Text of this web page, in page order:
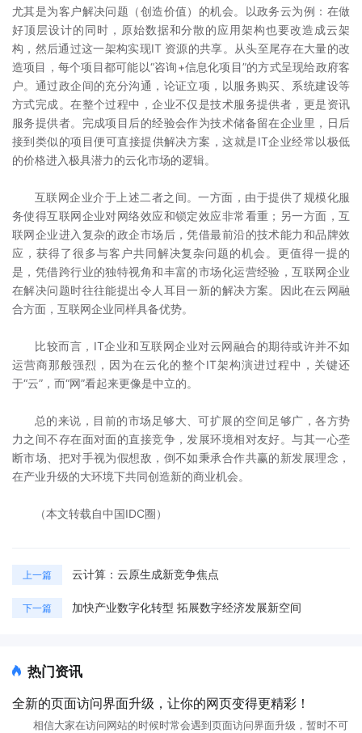
尤其是为客户解决问题（创造价值）的机会。以政务云为例：在做
好顶层设计的同时，原始数据和分散的应用架构也要改造成云架
构，然后通过这一架构实现IT 资源的共享。从头至尾存在大量的改
造项目，每个项目都可能以“咨询+信息化项目”的方式呈现给政府客
户。通过政企间的充分沟通，论证立项，以服务购买、系统建设等
方式完成。在整个过程中，企业不仅是技术服务提供者，更是资讯
服务提供者。完成项目后的经验会作为技术储备留在企业里，日后
接到类似的项目便可直接提供解决方案，这就是IT企业经常以极低
的价格进入极具潜力的云化市场的逻辑。
互联网企业介于上述二者之间。一方面，由于提供了规模化服
务使得互联网企业对网络效应和锁定效应非常看重；另一方面，互
联网企业进入复杂的政企市场后，凭借最前沿的技术能力和品牌效
应，获得了很多与客户共同解决复杂问题的机会。更值得一提的
是，凭借跨行业的独特视角和丰富的市场化运营经验，互联网企业
在解决问题时往往能提出令人耳目一新的解决方案。因此在云网融
合方面，互联网企业同样具备优势。
比较而言，IT企业和互联网企业对云网融合的期待或许并不如
运营商那般强烈，因为在云化的整个IT架构演进过程中，关键还
于“云”，而“网”看起来更像是中立的。
总的来说，目前的市场足够大、可扩展的空间足够广，各方势
力之间不存在面对面的直接竞争，发展环境相对友好。与其一心垄
断市场、把对手视为假想敌，倒不如秉承合作共赢的新发展理念，
在产业升级的大环境下共同创造新的商业机会。
（本文转载自中国IDC圈）
上一篇 云计算：云原生成新竞争焦点
下一篇 加快产业数字化转型 拓展数字经济发展新空间
热门资讯
全新的页面访问界面升级，让你的网页变得更精彩！
相信大家在访问网站的时候时常会遇到页面访问界面升级，暂时不可